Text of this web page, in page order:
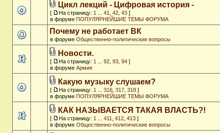
Цикл лекций - Цифровая история -
[ На страницу: 1 41 42 43 ]
в форуме ПОПУЛЯРНЕЙШИЕ ТЕМЫ ФОРУМА
Почему не работает ВК
в форуме Общественно-политические вопросы
Новости.
[ На страницу: 1 92 93 94 ]
в форуме Армия
Какую музыку слушаем?
[ На страницу: 1 316 317 318 ]
в форуме ПОПУЛЯРНЕЙШИЕ ТЕМЫ ФОРУМА
КАК НАЗЫВАЕТСЯ ТАКАЯ ВЛАСТЬ?!
[ На страницу: 1 411 412 413 ]
в форуме Общественно-политические вопросы